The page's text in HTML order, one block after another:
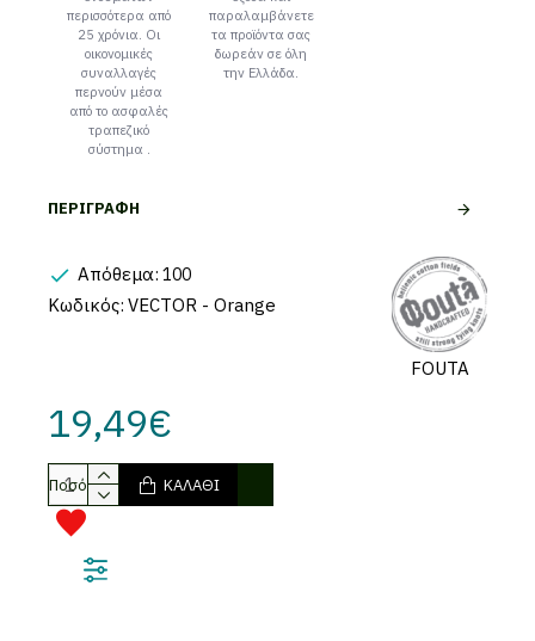
περισσότερα από
25 χρόνια. Οι
οικονομικές
συναλλαγές
περνούν μέσα
από το ασφαλές
τραπεζικό
σύστημα .
παραλαμβάνετε
τα προϊόντα σας
δωρεάν σε όλη
την Ελλάδα.
ΠΕΡΙΓΡΑΦΉ
Απόθεμα: 100
Κωδικός: VECTOR - Orange
FOUTA
19,49€
Ποσότητα ΚΑΛΆΘΙ